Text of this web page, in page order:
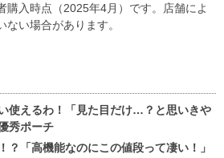
入時点（2025年4月）です。店舗によ
ない場合があります。
使えるわ！「見た目だけ…？と思いきや
秀ポーチ
？「高機能なのにこの値段って凄い！」